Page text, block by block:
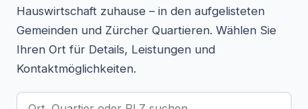
Hauswirtschaft zuhause – in den aufgelisteten
Gemeinden und Zürcher Quartieren. Wählen Sie
Ihren Ort für Details, Leistungen und
Kontaktmöglichkeiten.